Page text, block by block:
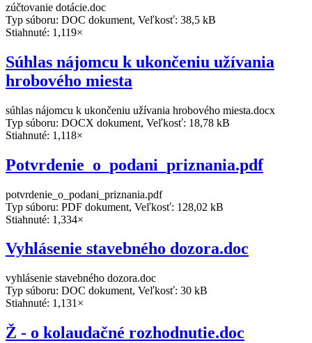
zúčtovanie dotácie.doc
Typ súboru: DOC dokument, Veľkosť: 38,5 kB
Stiahnuté: 1,119×
Súhlas nájomcu k ukončeniu užívania
hrobového miesta
súhlas nájomcu k ukončeniu užívania hrobového miesta.docx
Typ súboru: DOCX dokument, Veľkosť: 18,78 kB
Stiahnuté: 1,118×
Potvrdenie_o_podani_priznania.pdf
potvrdenie_o_podani_priznania.pdf
Typ súboru: PDF dokument, Veľkosť: 128,02 kB
Stiahnuté: 1,334×
Vyhlásenie stavebného dozora.doc
vyhlásenie stavebného dozora.doc
Typ súboru: DOC dokument, Veľkosť: 30 kB
Stiahnuté: 1,131×
Ž - o kolaudačné rozhodnutie.doc